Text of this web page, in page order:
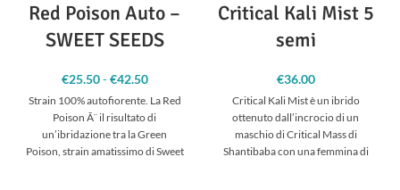
Red Poison Auto –
SWEET SEEDS
€25.50 - €42.50
di
prezzo:
€25.50 a
€42.50
Strain 100% autofiorente. La Red
Poison Ã¨ il risultato di
un’ibridazione tra la Green
Poison, strain amatissimo di Sweet
Critical Kali Mist 5
semi
€36.00
Critical Kali Mist è un ibrido
ottenuto dall’incrocio di un
maschio di Critical Mass di
Shantibaba con una femmina di